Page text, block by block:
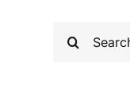
Rechercher: